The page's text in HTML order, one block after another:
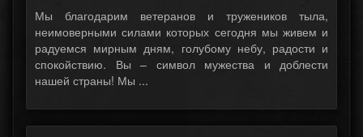
Мы благодарим ветеранов и тружеников тыла,
неимоверными силами которых сегодня мы живем и
радуемся мирным дням, голубому небу, радости и
спокойствию. Вы – символ мужества и доблести
нашей страны! Мы ...